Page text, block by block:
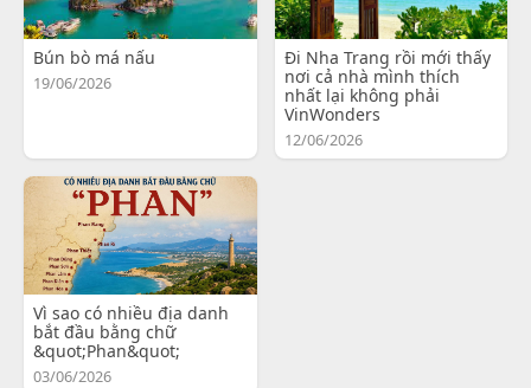
Bún bò má nấu
19/06/2026
Đi Nha Trang rồi mới thấy
nơi cả nhà mình thích
nhất lại không phải
VinWonders
12/06/2026
Vì sao có nhiều địa danh
bắt đầu bằng chữ
&quot;Phan&quot;
03/06/2026